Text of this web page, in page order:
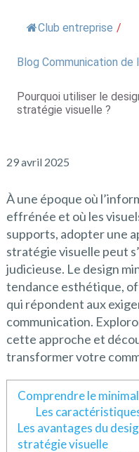
Club entreprise /
Blog Communication de
Pourquoi utiliser le
stratégie visuelle ?
29 avril 2025
À une époque où
effrénée et où les
supports, adopter une
stratégie visuelle peut
judicieuse. Le design
tendance esthétique,
qui répondent aux
communication.
cette approche et
transformer votre
Comprendre le
Les
Les avantages du
stratégie visuelle